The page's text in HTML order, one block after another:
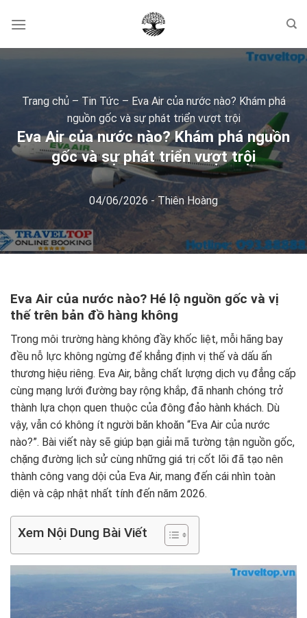
Trang chủ– Tin Tức – Eva Air của nước nào? Khám phá
nguồn gốc và sự phát triển vượt trội
Eva Air của nước nào? Khám phá nguồn
gốc và sự phát triển vượt trội
04/06/2026 - Thiên Hoàng
Eva Air của nước nào? Hé lộ nguồn gốc và vị
thế trên bản đồ hàng không
Trong môi trường hàng không đầy khốc liệt, mỗi hãng bay
đều nỗ lực không ngừng để khẳng định vị thế và dấu ấn
thương hiệu riêng. Eva Air, bằng chất lượng dịch vụ đẳng cấp
cùng mạng lưới đường bay rộng khắp, đã nhanh chóng trở
thành lựa chọn quen thuộc của đông đảo hành khách. Dù
vậy, vẫn có không ít người băn khoăn “Eva Air của nước
nào?”. Bài viết này sẽ giúp bạn giải mã tường tận nguồn gốc,
chặng đường lịch sử cùng những giá trị cốt lõi đã tạo nên
thành công vang dội của Eva Air, mang đến cái nhìn toàn
diện và cập nhật nhất tính đến năm 2026.
Xem Nội Dung Bài Viết